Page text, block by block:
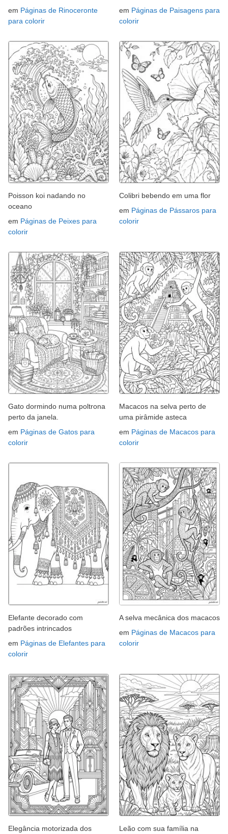
em Páginas de Rinoceronte
para colorir
em Páginas de Paisagens para
colorir
Poisson koi nadando no
oceano
em Páginas de Peixes para
colorir
Colibri bebendo em uma flor
em Páginas de Pássaros para
colorir
Gato dormindo numa poltrona
perto da janela.
em Páginas de Gatos para
colorir
Macacos na selva perto de
uma pirâmide asteca
em Páginas de Macacos para
colorir
Elefante decorado com
padrões intrincados
em Páginas de Elefantes para
colorir
A selva mecânica dos macacos
em Páginas de Macacos para
colorir
Elegância motorizada dos
Leão com sua família na